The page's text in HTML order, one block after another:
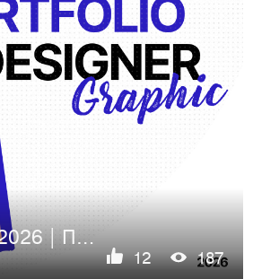
PORTFOLIO 2026 | ПОРТФОЛИО ГРАФИЧЕСКИЙ ДИЗАЙНЕР
12 187